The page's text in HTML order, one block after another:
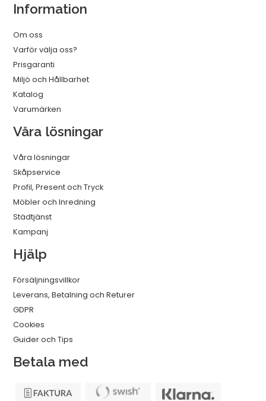
Information
Om oss
Varför välja oss?
Prisgaranti
Miljö och Hållbarhet
Katalog
Varumärken
Våra lösningar
Våra lösningar
Skåpservice
Profil, Present och Tryck
Möbler och Inredning
Städtjänst
Kampanj
Hjälp
Försäljningsvillkor
Leverans, Betalning och Returer
GDPR
Cookies
Guider och Tips
Betala med